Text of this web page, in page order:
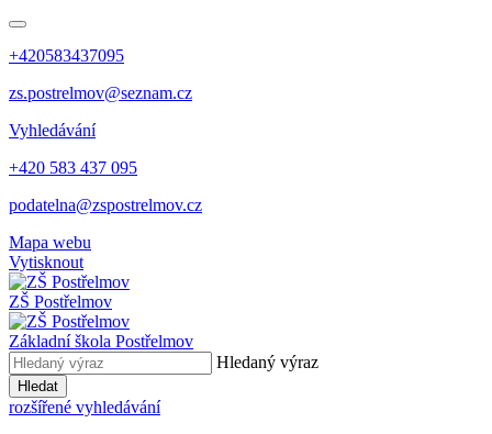
+420583437095
zs.postrelmov@seznam.cz
Vyhledávání
+420 583 437 095
podatelna@zspostrelmov.cz
Mapa webu
Vytisknout
ZŠ Postřelmov
Základní škola Postřelmov
Hledaný výraz
Hledat
rozšířené vyhledávání